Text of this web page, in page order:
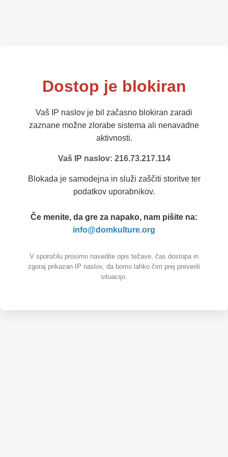
Dostop je blokiran
Vaš IP naslov je bil začasno blokiran zaradi
zaznane možne zlorabe sistema ali nenavadne
aktivnosti.
Vaš IP naslov: 216.73.217.114
Blokada je samodejna in služi zaščiti storitve ter
podatkov uporabnikov.
Če menite, da gre za napako, nam pišite na:
info@domkulture.org
V sporočilu prosimo navedite opis težave, čas dostopa in
zgoraj prikazan IP naslov, da bomo lahko čim prej preverili
situacijo.